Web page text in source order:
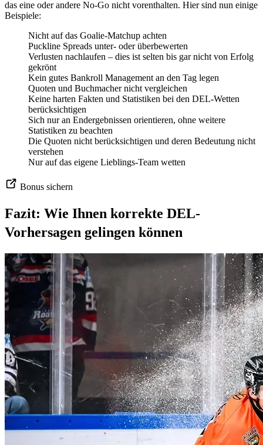
das eine oder andere No-Go nicht vorenthalten. Hier sind nun einige
Beispiele:
Nicht auf das Goalie-Matchup achten
Puckline Spreads unter- oder überbewerten
Verlusten nachlaufen – dies ist selten bis gar nicht von Erfolg
gekrönt
Kein gutes Bankroll Management an den Tag legen
Quoten und Buchmacher nicht vergleichen
Keine harten Fakten und Statistiken bei den DEL-Wetten
berücksichtigen
Sich nur an Endergebnissen orientieren, ohne weitere
Statistiken zu beachten
Die Quoten nicht berücksichtigen und deren Bedeutung nicht
verstehen
Nur auf das eigene Lieblings-Team wetten
Bonus sichern
Fazit: Wie Ihnen korrekte DEL-
Vorhersagen gelingen können